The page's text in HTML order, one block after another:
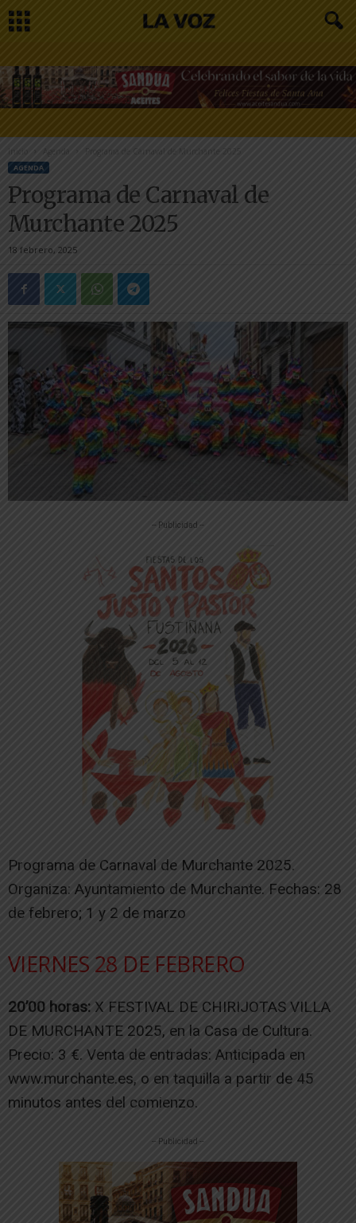
Inicio Agenda Programa de Carnaval de Murchante 2025
AGENDA
Programa de Carnaval de
Murchante 2025
18 febrero, 2025
-- Publicidad --
Programa de Carnaval de Murchante 2025.
Organiza: Ayuntamiento de Murchante. Fechas: 28
de febrero; 1 y 2 de marzo
VIERNES 28 DE FEBRERO
20’00 horas: X FESTIVAL DE CHIRIJOTAS VILLA
DE MURCHANTE 2025, en la Casa de Cultura.
Precio: 3 €. Venta de entradas: Anticipada en
www.murchante.es, o en taquilla a partir de 45
minutos antes del comienzo.
-- Publicidad --